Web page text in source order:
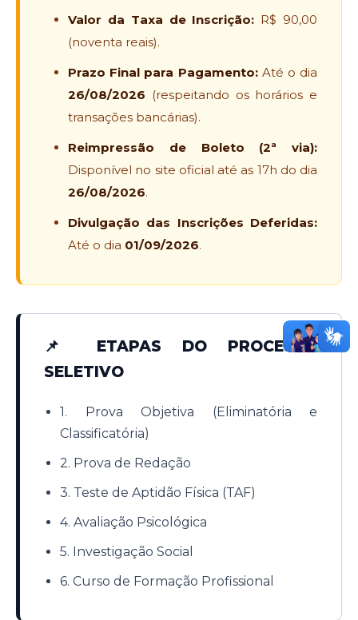
Valor da Taxa de Inscrição: R$ 90,00
(noventa reais).
Prazo Final para Pagamento:Até o dia
26/08/2026 (respeitando os horários e
transações bancárias).
Reimpressão de Boleto (2ª via):
Disponível no site oficial até as 17h do dia
26/08/2026.
Divulgação das Inscrições Deferidas:
Até o dia 01/09/2026.
📌 ETAPAS DO PROCESSO
SELETIVO
1. Prova Objetiva (Eliminatória e
Classificatória)
2. Prova de Redação
3. Teste de Aptidão Física (TAF)
4. Avaliação Psicológica
5. Investigação Social
6. Curso de Formação Profissional